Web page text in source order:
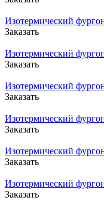
Изотермический
Заказать
Изотермический
Заказать
Изотермический
Заказать
Изотермический
Заказать
Изотермический
Заказать
Изотермический
Заказать